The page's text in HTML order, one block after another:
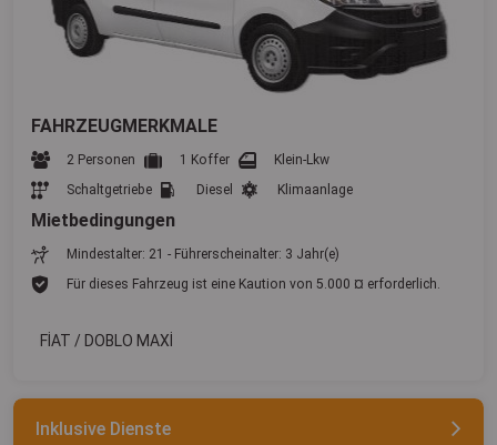
FAHRZEUGMERKMALE
2 Personen 1 Koffer
Klein-Lkw
Schaltgetriebe
Diesel Klimaanlage
Mietbedingungen
Mindestalter: 21 - Führerscheinalter: 3 Jahr(e)
Für dieses Fahrzeug ist eine Kaution von 5.000 ¤ erforderlich.
FİAT / DOBLO MAXİ
Inklusive Dienste